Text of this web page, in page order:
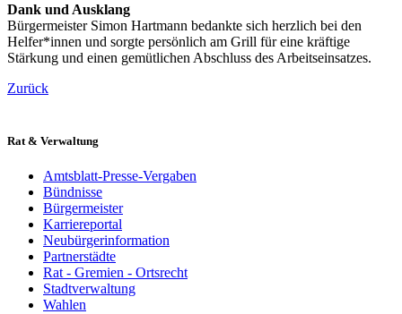
Dank und Ausklang
Bürgermeister Simon Hartmann bedankte sich herzlich bei den
Helfer*innen und sorgte persönlich am Grill für eine kräftige
Stärkung und einen gemütlichen Abschluss des Arbeitseinsatzes.
Zurück
Rat & Verwaltung
Amtsblatt-Presse-Vergaben
Bündnisse
Bürgermeister
Karriereportal
Neubürgerinformation
Partnerstädte
Rat - Gremien - Ortsrecht
Stadtverwaltung
Wahlen